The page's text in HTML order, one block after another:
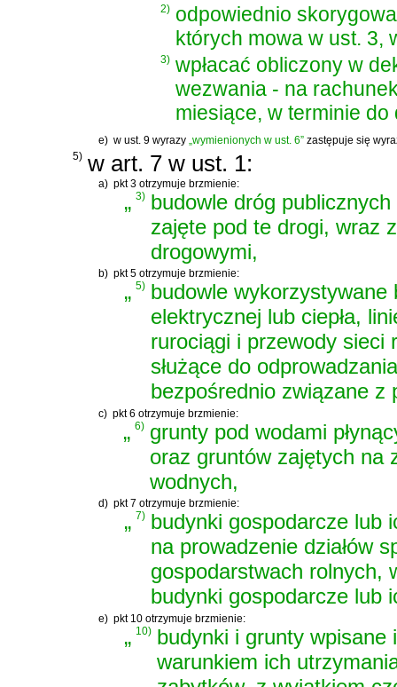
2) odpowiednio
których mowa w ust. 3,
3) wpłacać obliczony w
wezwania - na
miesiące, w terminie
e) w ust. 9 wyrazy „wymienionych w ust. 6” zastępuje się
5) w art. 7 w ust. 1:
a) pkt 3 otrzymuje brzmienie:
„3) budowle dróg
zajęte pod te drogi, wraz
drogowymi,
b) pkt 5 otrzymuje brzmienie:
„5) budowle
elektrycznej lub ciepła,
rurociągi i przewody sieci
służące do
bezpośrednio związane z
c) pkt 6 otrzymuje brzmienie:
„6) grunty pod wodami
oraz gruntów zajętych na
wodnych,
d) pkt 7 otrzymuje brzmienie:
„ 7) budynki gospodarcze lub
na prowadzenie działów
gospodarstwach rolnych,
budynki gospodarcze lub
e) pkt 10 otrzymuje brzmienie:
„10) budynki i grunty wpisane
warunkiem ich